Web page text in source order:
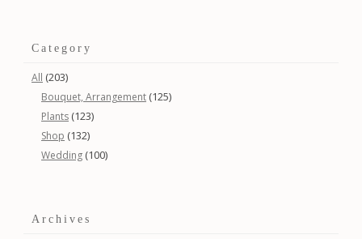
Category
All (203)
Bouquet, Arrangement (125)
Plants (123)
Shop (132)
Wedding (100)
Archives